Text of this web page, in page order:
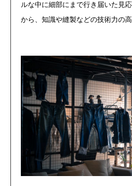
ルな中に細部にまで行き届いた見
から、知識や縫製などの技術力の高